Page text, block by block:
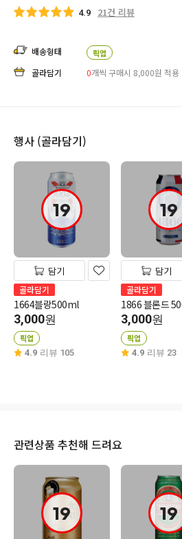
4.9 21건 리뷰
배송형태 픽업
골라담기 0개씩 구매시 8,000원 적용
행사 (골라담기)
19
담기
골라담기
1664블랑500ml
3,000원
픽업
4.9 리뷰 105
19
담기
골라담기
1866 블론드
3,000원
픽업
4.9 리뷰 23
관련상품 추천해 드려요
19 19